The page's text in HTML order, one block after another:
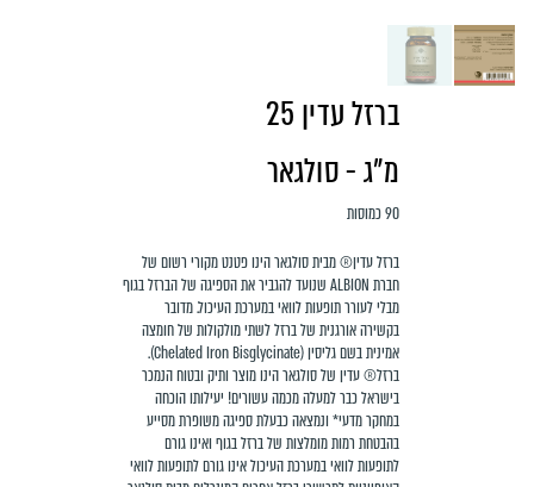
ברזל עדין 25
מ"ג - סולגאר
90 כמוסות
ברזל עדין® מבית סולגאר הינו פטנט מקורי רשום של
חברת ALBION שנועד להגביר את הספיגה של הברזל בגוף
מבלי לעורר תופעות לוואי במערכת העיכול. מדובר
בקשירה אורגנית של ברזל לשתי מולקולות של חומצה
אמינית בשם גליסין (Chelated Iron Bisglycinate).
ברזל® עדין של סולגאר הינו מוצר ותיק ובטוח הנמכר
בישראל כבר למעלה מכמה עשורים! יעילותו הוכחה
במחקר מדעי* ונמצאה כבעלת ספיגה משופרת מסייע
בהבטחת רמות מומלצות של ברזל בגוף ואינו גורם
לתופעות לוואי במערכת העיכול אינו גורם לתופעות לוואי